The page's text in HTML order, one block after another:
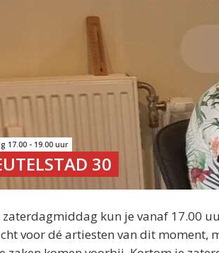
17.00 - 19.00 uur
30
zaterdagmiddag kun je vanaf 17.00
voor dé artiesten van dit moment,